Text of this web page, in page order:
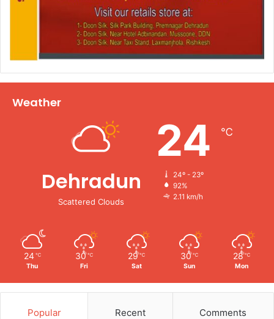
Weather
Dehradun
Scattered Clouds
24 ℃
24º - 23º
92%
2.11 km/h
24 ℃
Thu
30 ℃
Fri
29 ℃
Sat
30 ℃
Sun
28 ℃
Mon
Popular Recent Comments